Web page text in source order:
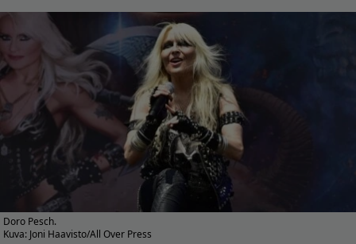
Doro Pesch.
Kuva: Joni Haavisto/All Over Press